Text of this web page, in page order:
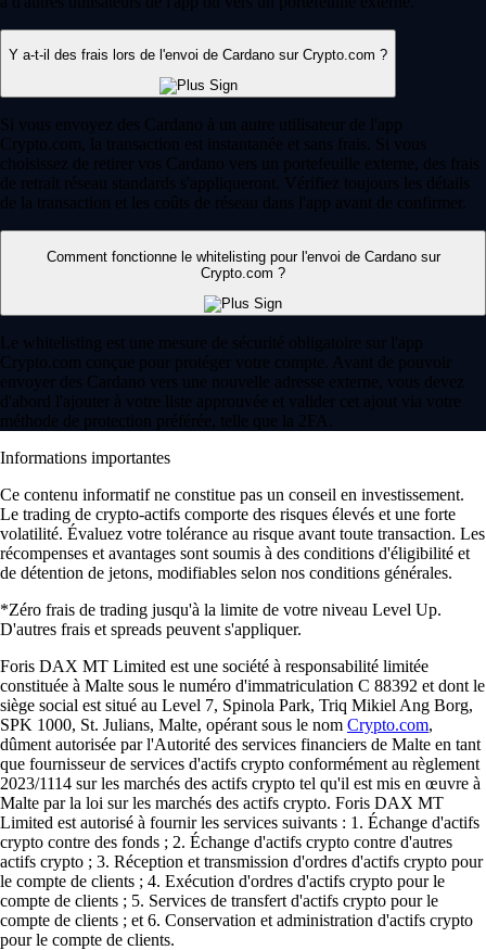
Y a-t-il des frais lors de l'envoi de Cardano sur Crypto.com ?
Si vous envoyez des Cardano à un autre utilisateur de l'app
Crypto.com, la transaction est instantanée et sans frais. Si vous
choisissez de retirer vos Cardano vers un portefeuille externe, des frais
de retrait réseau standards s'appliqueront. Vérifiez toujours les détails
de la transaction et les coûts de réseau dans l'app avant de confirmer.
Comment fonctionne le whitelisting pour l'envoi de Cardano sur
Crypto.com ?
Le whitelisting est une mesure de sécurité obligatoire sur l'app
Crypto.com conçue pour protéger votre compte. Avant de pouvoir
envoyer des Cardano vers une nouvelle adresse externe, vous devez
d'abord l'ajouter à votre liste approuvée et valider cet ajout via votre
méthode de protection préférée, telle que la 2FA.
Informations importantes
Ce contenu informatif ne constitue pas un conseil en investissement.
Le trading de crypto-actifs comporte des risques élevés et une forte
volatilité. Évaluez votre tolérance au risque avant toute transaction. Les
récompenses et avantages sont soumis à des conditions d'éligibilité et
de détention de jetons, modifiables selon nos conditions générales.
*Zéro frais de trading jusqu'à la limite de votre niveau Level Up.
D'autres frais et spreads peuvent s'appliquer.
Foris DAX MT Limited est une société à responsabilité limitée
constituée à Malte sous le numéro d'immatriculation C 88392 et dont le
siège social est situé au Level 7, Spinola Park, Triq Mikiel Ang Borg,
SPK 1000, St. Julians, Malte, opérant sous le nom Crypto.com,
dûment autorisée par l'Autorité des services financiers de Malte en tant
que fournisseur de services d'actifs crypto conformément au règlement
2023/1114 sur les marchés des actifs crypto tel qu'il est mis en œuvre à
Malte par la loi sur les marchés des actifs crypto. Foris DAX MT
Limited est autorisé à fournir les services suivants : 1. Échange d'actifs
crypto contre des fonds ; 2. Échange d'actifs crypto contre d'autres
actifs crypto ; 3. Réception et transmission d'ordres d'actifs crypto pour
le compte de clients ; 4. Exécution d'ordres d'actifs crypto pour le
compte de clients ; 5. Services de transfert d'actifs crypto pour le
compte de clients ; et 6. Conservation et administration d'actifs crypto
pour le compte de clients.